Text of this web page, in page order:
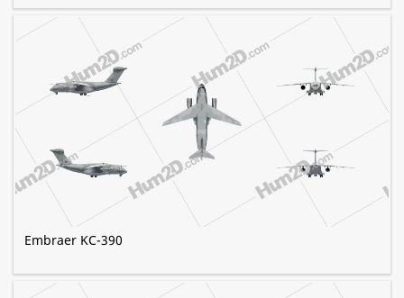
Embraer KC-390